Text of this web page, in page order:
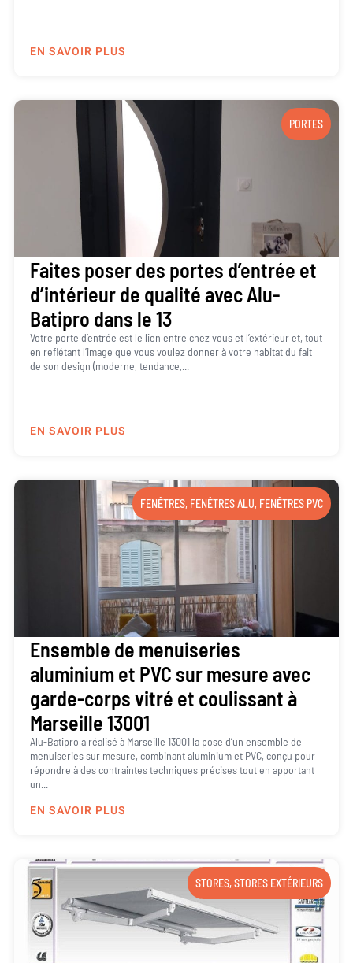
EN SAVOIR PLUS
PORTES
Faites poser des portes d’entrée et
d’intérieur de qualité avec Alu-
Batipro dans le 13
Votre porte d’entrée est le lien entre chez vous et l’extérieur et, tout
en reflétant l’image que vous voulez donner à votre habitat du fait
de son design (moderne, tendance,...
EN SAVOIR PLUS
FENÊTRES, FENÊTRES ALU, FENÊTRES PVC
Ensemble de menuiseries
aluminium et PVC sur mesure avec
garde-corps vitré et coulissant à
Marseille 13001
Alu-Batipro a réalisé à Marseille 13001 la pose d’un ensemble de
menuiseries sur mesure, combinant aluminium et PVC, conçu pour
répondre à des contraintes techniques précises tout en apportant
un...
EN SAVOIR PLUS
STORES,STORES EXTÉRIEURS